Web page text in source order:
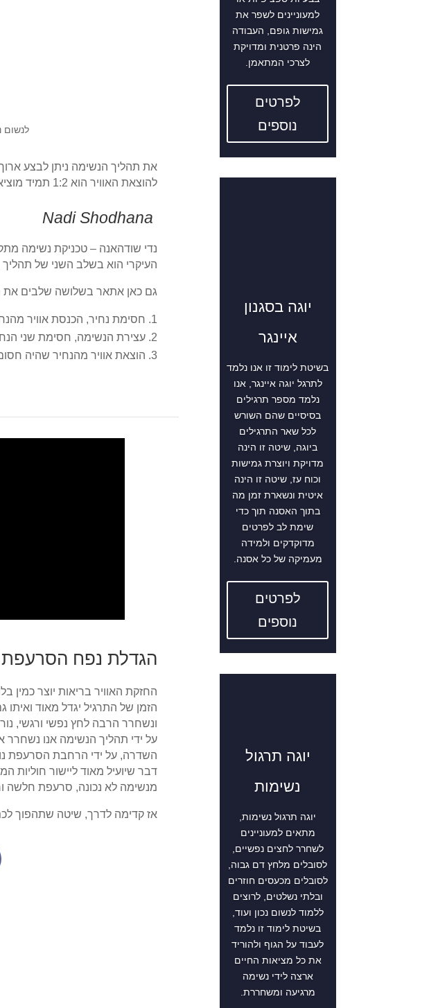
לנשום
את תהליך הנשימה ניתן לבצע
להוצאת האוויר הוא 1:2 תמיד מוציאים אוויר כפול ממה ששואפים.
Nadi Shodhana
נדי שודהאנה – טכניקת נשימה
העיקרי הוא בשלב השני של
גם כאן אתאר בשלושה שלבים את
חסימת נחיר, הכנסת אוויר מהנחיר
עצירת הנשימה, חסימת שני הנחיריים
הוצאת אוויר מהנחיר שהיה חסום
הגדלת נפח הסרעפת
החזקת האוויר בריאות יוצר כמין
הזמן של התרגיל יגדל מאוד
ונשחרר הרבה לחץ נפשי ורגשי,
על ידי תהליך הנשימה אנו
השדרה, על ידי הרחבת הסרעפת
דבר שיועיל מאוד ליישור חוליות
מנשימה לא נכונה, סרעפת חלשה
אז קדימה לדרך, שיטה שתהפוך
למעוניינים לשפר את
גמישות גופם, העבודה
הינה פרטנית ומדויקת
לצרכי המתאמן.
לפרטים
נוספים
יוגה בסגנון
איינגר
בשיטת לימוד זו אנו נלמד
לתרגל יוגה איינגר, אנו
נלמד מספר תרגילים
בסיסיים שהם השורש
לכל שאר התרגילים
ביוגה, שיטה זו הינה
מדויקת ויוצרת גמישות
וכוח עז, שיטה זו הינה
איטית ונשארת זמן מה
בתוך האסנה תוך כדי
שימת לב לפרטים
מדוקדקים ולמידה
מעמיקה של כל אסנה.
לפרטים
נוספים
יוגה תרגול
נשימות
יוגה תרגול נשימות,
מתאים למעוניינים
לשחרר לחצים נפשיים,
לסובלים מלחץ דם גבוה,
לסובלים מכעסים חוזרים
ובלתי נשלטים, לרוצים
ללמוד לנשום נכון ועוד,
בשיטת לימוד זו נלמד
לעבוד על הגוף ולהוריד
את כל מציאות החיים
ארצה לידי נשימה
מרגיעה ומשחררת.